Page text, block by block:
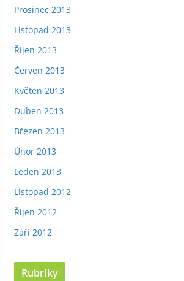
Prosinec 2013
Listopad 2013
Říjen 2013
Červen 2013
Květen 2013
Duben 2013
Březen 2013
Únor 2013
Leden 2013
Listopad 2012
Říjen 2012
Září 2012
Rubriky